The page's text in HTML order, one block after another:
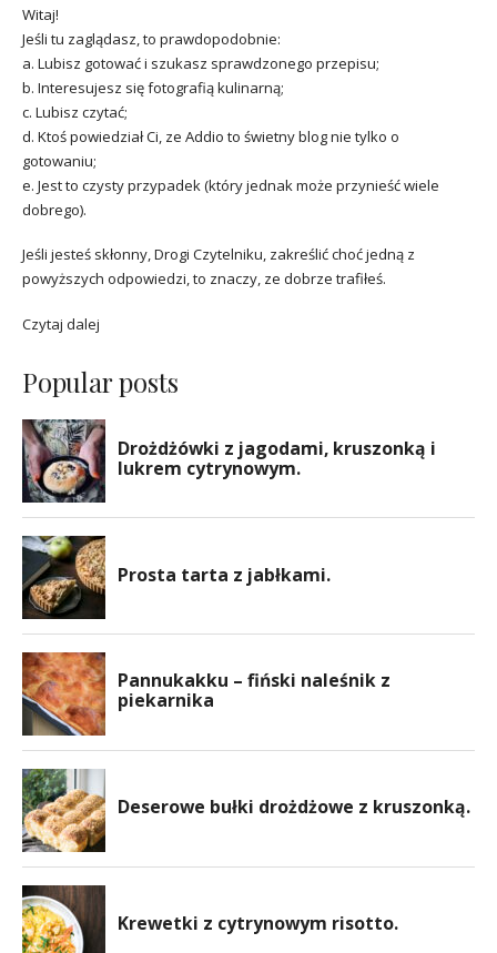
Witaj!
Jeśli tu zaglądasz, to prawdopodobnie:
a. Lubisz gotować i szukasz sprawdzonego przepisu;
b. Interesujesz się fotografią kulinarną;
c. Lubisz czytać;
d. Ktoś powiedział Ci, ze Addio to świetny blog nie tylko o
gotowaniu;
e. Jest to czysty przypadek (który jednak może przynieść wiele
dobrego).
Jeśli jesteś skłonny, Drogi Czytelniku, zakreślić choć jedną z
powyższych odpowiedzi, to znaczy, ze dobrze trafiłeś.
Czytaj dalej
Popular posts